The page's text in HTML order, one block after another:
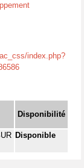
index.php?
Disponibilité
Disponible